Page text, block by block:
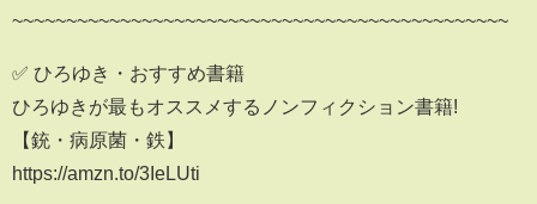
~~~~~~~~~~~~~~~~~~~~~~~~~~~~~~~~~~~~~~~~~~~~~~
✅ ひろゆき・おすすめ書籍
ひろゆきが最もオススメするノンフィクション書籍!
【銃・病原菌・鉄】
https://amzn.to/3IeLUti